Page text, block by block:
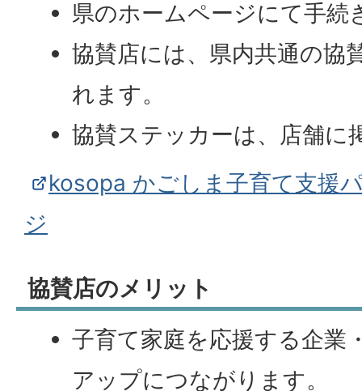
県のホームページにて手続
協賛店には、県内共通の協
れます。
協賛ステッカーは、店舗に
kosopa かごしま子育て支援
ジ
協賛店のメリット
子育て家庭を応援する企業
アップにつながります。